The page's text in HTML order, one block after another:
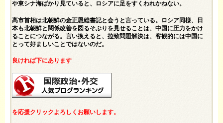
や東シナ海ばかり見ていると、ロシアに足をすくわれかねない。
高市首相は北朝鮮の金正恩総書記と会うと言っている。ロシア同様、日
本も北朝鮮と関係改善を図るそぶりを見せることは、中国に圧力をかけ
ることにつながる。言い換えると、拉致問題解決は、客観的には中国に
とって好ましいことではないのだ。
良ければ下にあります
を応援クリックよろしくお願いします。